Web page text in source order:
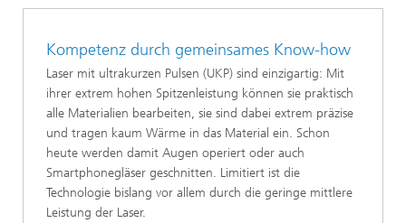
Kompetenz durch gemeinsames Know-how
Laser mit ultrakurzen Pulsen (UKP) sind einzigartig: Mit
ihrer extrem hohen Spitzenleistung können sie praktisch
alle Materialien bearbeiten, sie sind dabei extrem präzise
und tragen kaum Wärme in das Material ein. Schon
heute werden damit Augen operiert oder auch
Smartphonegläser geschnitten. Limitiert ist die
Technologie bislang vor allem durch die geringe mittlere
Leistung der Laser.